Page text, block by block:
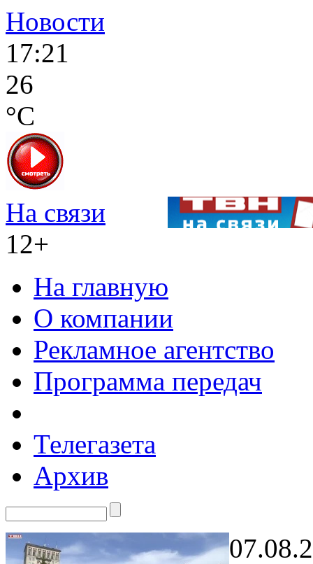
Новости
17:21
26
°C
На связи
12+
На главную
О компании
Рекламное агентство
Программа передач
Телегазета
Архив